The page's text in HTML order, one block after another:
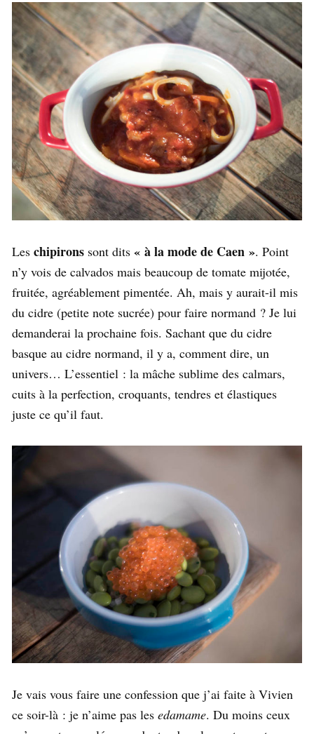
Les chipirons sont dits « à la mode de Caen ». Point
n’y vois de calvados mais beaucoup de tomate mijotée,
fruitée, agréablement pimentée. Ah, mais y aurait-il mis
du cidre (petite note sucrée) pour faire normand ? Je lui
demanderai la prochaine fois. Sachant que du cidre
basque au cidre normand, il y a, comment dire, un
univers… L’essentiel : la mâche sublime des calmars,
cuits à la perfection, croquants, tendres et élastiques
juste ce qu’il faut.
Je vais vous faire une confession que j’ai faite à Vivien
ce soir-là : je n’aime pas les edamame. Du moins ceux